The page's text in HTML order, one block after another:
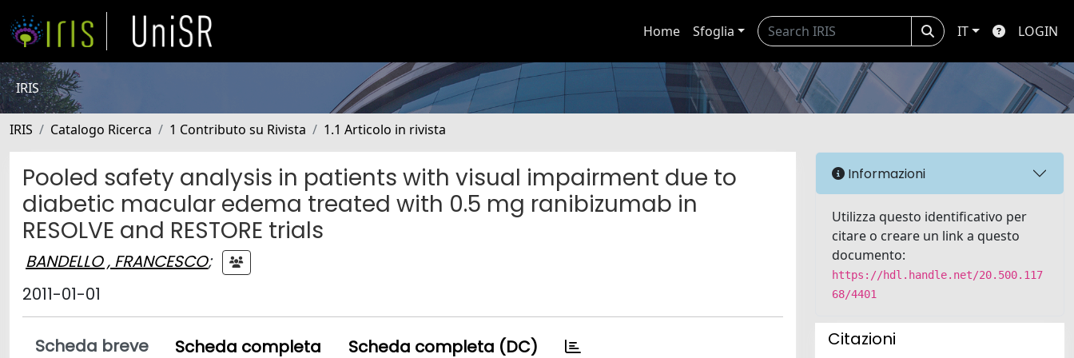
Home Sfoglia IT LOGIN
IRIS
IRIS Catalogo Ricerca 1 Contributo su Rivista 1.1 Articolo in rivista
Pooled safety analysis in patients with visual impairment due to
diabetic macular edema treated with 0.5 mg ranibizumab in
RESOLVE and RESTORE trials
BANDELLO , FRANCESCO;
2011-01-01
Scheda breve Scheda completa Scheda completa (DC)
Informazioni
Utilizza questo identificativo per
citare o creare un link a questo
documento:
https://hdl.handle.net/20.500.117
68/4401
Citazioni